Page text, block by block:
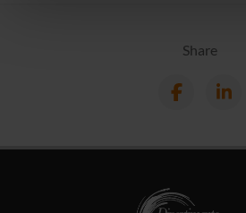
con altre informazioni che hai
Share